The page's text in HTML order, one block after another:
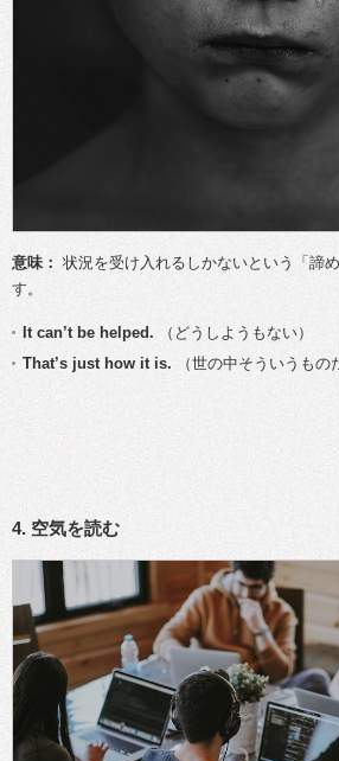
意味： 状況を受け入れるしかないという「諦
す。
It can’t be helped. （どうしようもない）
That’s just how it is. （世の中そういうもの
4. 空気を読む